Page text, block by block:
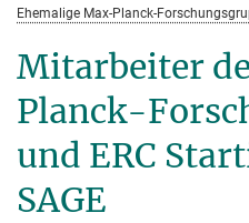
Mitarbeiter
Planck-
und ERC
SAGE